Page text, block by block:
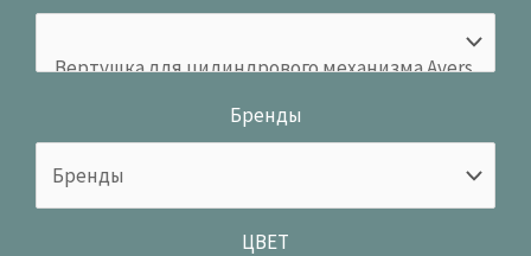
Бренды
ЦВЕТ